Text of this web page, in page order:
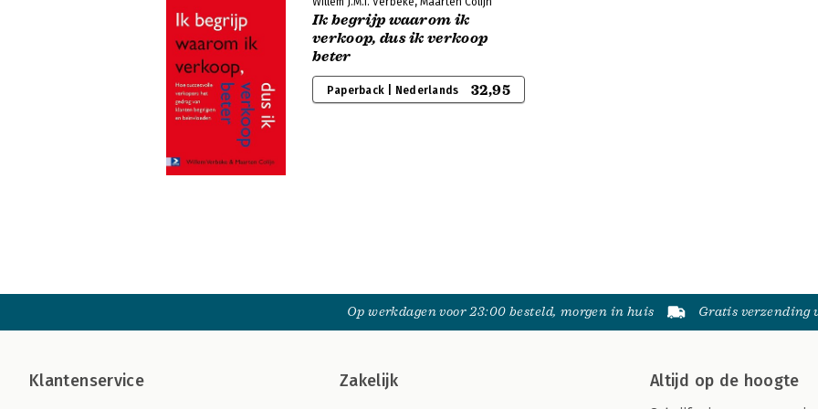
Ik begrijp waarom ik
verkoop, dus ik verkoop
beter
Paperback | Nederlands 32,95
Op werkdagen voor 23:00 besteld, morgen in huis Gratis verzending
Klantenservice Zakelijk Altijd op de hoogte